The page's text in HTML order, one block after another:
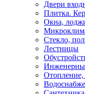
Двери
Плитка.
Окна,
Стекло,
Лестницы
Отопление,